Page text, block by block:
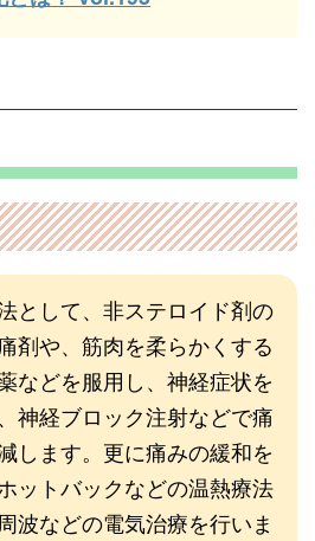
として、非ステロイド剤の
剤や、筋肉を柔らかくする
などを服用し、神経症状を
神経ブロック注射などで痛
します。更に痛みの緩和を
ットバックなどの温熱療法
波などの電気治療を行いま